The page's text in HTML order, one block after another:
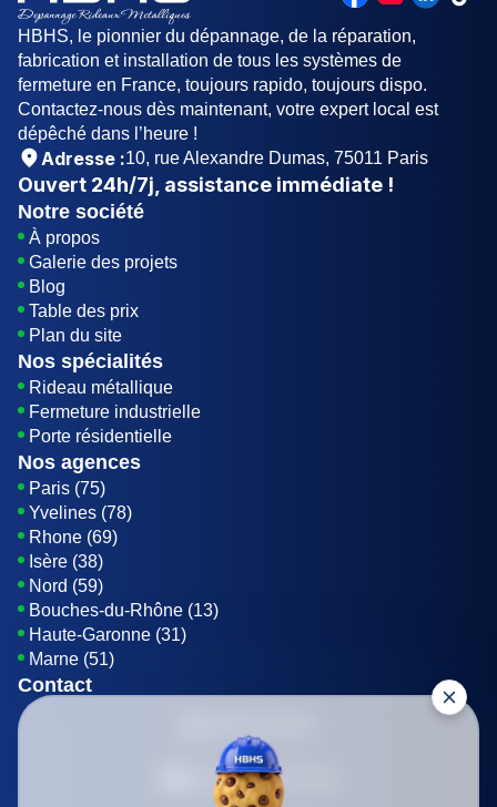
Marne.
HBHS, le pionnier du dépannage, de la réparation,
fabrication et installation de tous les systèmes de
fermeture en France, toujours rapido, toujours dispo.
Contactez-nous dès maintenant, votre expert local est
dépêché dans l’heure !
Adresse :10, rue Alexandre Dumas, 75011 Paris
Ouvert 24h/7j , assistance immédiate !
Notre société
À propos
Galerie des projets
Blog
Table des prix
Plan du site
Nos spécialités
Rideau métallique
Fermeture industrielle
Porte résidentielle
Nos agences
Paris (75)
Yvelines (78)
Rhone (69)
Isère (38)
Nord (59)
Bouches-du-Rhône (13)
Haute-Garonne (31)
Marne (51)
Contact
Envoyer un E-mail